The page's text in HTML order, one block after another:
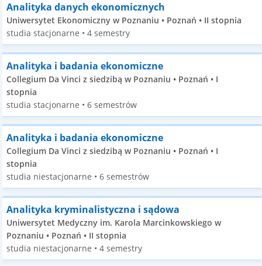
Analityka danych ekonomicznych
Uniwersytet Ekonomiczny w Poznaniu • Poznań • II stopnia
studia stacjonarne • 4 semestry
Analityka i badania ekonomiczne
Collegium Da Vinci z siedzibą w Poznaniu • Poznań • I
stopnia
studia stacjonarne • 6 semestrów
Analityka i badania ekonomiczne
Collegium Da Vinci z siedzibą w Poznaniu • Poznań • I
stopnia
studia niestacjonarne • 6 semestrów
Analityka kryminalistyczna i sądowa
Uniwersytet Medyczny im. Karola Marcinkowskiego w
Poznaniu • Poznań • II stopnia
studia niestacjonarne • 4 semestry